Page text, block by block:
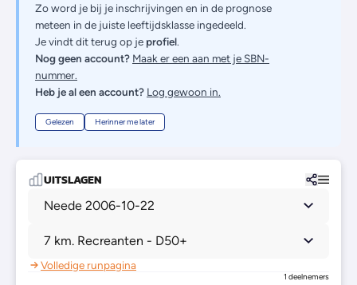
Zo word je bij je inschrijvingen en in de prognose
meteen in de juiste leeftijdsklasse ingedeeld.
Je vindt dit terug op je profiel.
Nog geen account? Maak er een aan met je SBN-
nummer.
Heb je al een account? Log gewoon in.
Gelezen Herinner me later
UITSLAGEN
Neede 2006-10-22
7 km. Recreanten - D50+
Volledige runpagina
1 deelnemers